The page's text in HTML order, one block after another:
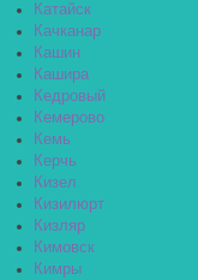
Катайск
Качканар
Кашин
Кашира
Кедровый
Кемерово
Кемь
Керчь
Кизел
Кизилюрт
Кизляр
Кимовск
Кимры